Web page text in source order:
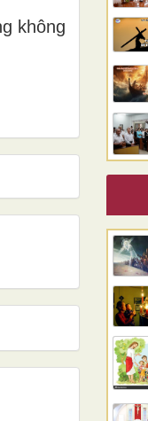
không